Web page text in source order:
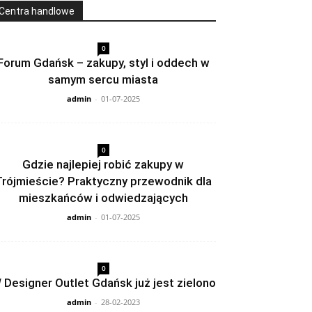
handlowe
0
Gdańsk – zakupy, styl i oddech w
samym sercu miasta
admin - 01-07-2025
0
Gdzie najlepiej robić zakupy w
Praktyczny przewodnik dla
mieszkańców i odwiedzających
admin - 01-07-2025
0
Designer Outlet Gdańsk już jest zielono
admin - 28-02-2023